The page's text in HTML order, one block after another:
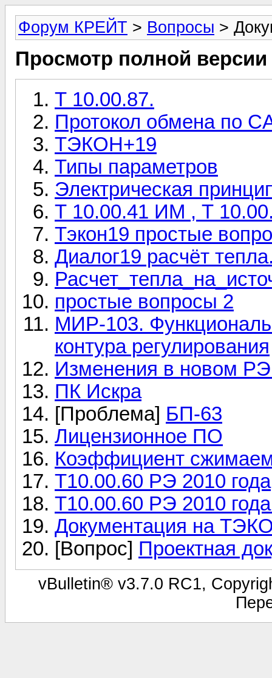
Форум КРЕЙТ > Вопросы >
Просмотр полной
Т 10.00.87.
Протокол обмена по
ТЭКОН+19
Типы параметров
Электрическая
Т 10.00.41 ИМ , Т
Тэкон19 простые
Диалог19 расчёт
простые вопросы 2
МИР-103.
контура регулирования
Изменения в новом
ПК Искра
[Проблема] БП-63
Лицензионное ПО
Коэффициент
Т10.00.60 РЭ 2010 года
Т10.00.60 РЭ 2010
Документация на
[Вопрос] Проектная
vBulletin® v3.7.0 RC1,